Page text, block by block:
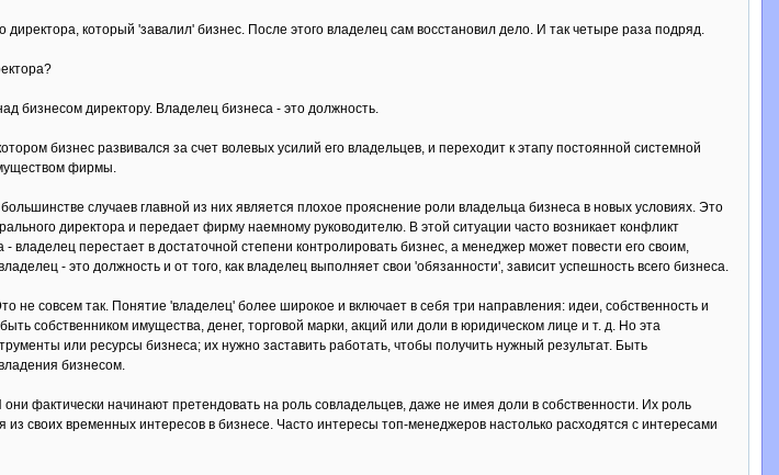
который 'завалил' бизнес. После этого владелец сам восстановил дело. И так четыре раза подряд.
бизнесом директору. Владелец бизнеса - это должность.
бизнес развивался за счет волевых усилий его владельцев, и переходит к этапу постоянной системной
фирмы.
случаев главной из них является плохое прояснение роли владельца бизнеса в новых условиях. Это
директора и передает фирму наемному руководителю. В этой ситуации часто возникает конфликт
владелец перестает в достаточной степени контролировать бизнес, а менеджер может повести его своим,
- это должность и от того, как владелец выполняет свои 'обязанности', зависит успешность всего бизнеса.
не совсем так. Понятие 'владелец' более широкое и включает в себя три направления: идеи, собственность и
собственником имущества, денег, торговой марки, акций или доли в юридическом лице и т. д. Но эта
или ресурсы бизнеса; их нужно заставить работать, чтобы получить нужный результат. Быть
бизнесом.
фактически начинают претендовать на роль совладельцев, даже не имея доли в собственности. Их роль
своих временных интересов в бизнесе. Часто интересы топ-менеджеров настолько расходятся с интересами